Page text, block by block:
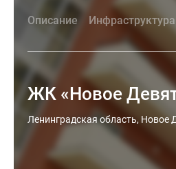
Описание Инфраструктура
ЖК «Новое
Ленинградская область, Новое